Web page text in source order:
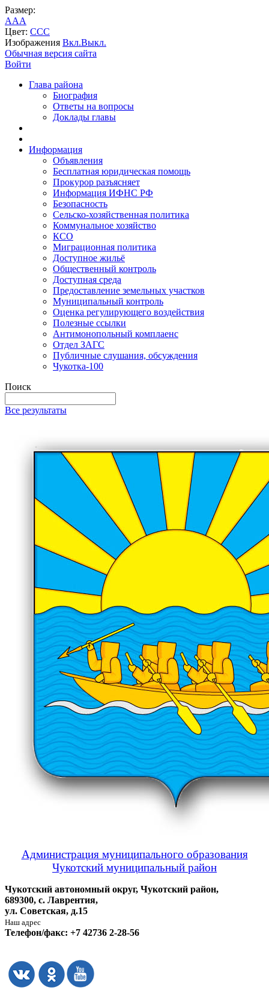
Размер:
AAA
Цвет: CCC
Изображения Вкл.Выкл.
Обычная версия сайта
Войти
Глава района
Биография
Ответы на вопросы
Доклады главы
Информация
Объявления
Бесплатная юридическая помощь
Прокурор разъясняет
Информация ИФНС РФ
Безопасность
Сельско-хозяйственная политика
Коммунальное хозяйство
КСО
Миграционная политика
Доступное жильё
Общественный контроль
Доступная среда
Предоставление земельных участков
Муниципальный контроль
Оценка регулирующего воздействия
Полезные ссылки
Антимонопольный комплаенс
Отдел ЗАГС
Публичные слушания, обсуждения
Чукотка-100
Поиск
Все результаты
Администрация муниципального образования
Чукотский муниципальный район
Чукотский автономный округ, Чукотский район,
689300, с. Лаврентия,
ул. Советская, д.15
Наш адрес
Телефон/факс: +7 42736 2-28-56